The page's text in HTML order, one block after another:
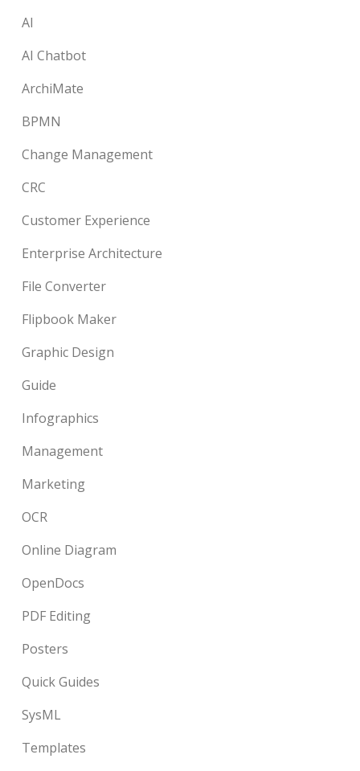
AI
AI Chatbot
ArchiMate
BPMN
Change Management
CRC
Customer Experience
Enterprise Architecture
File Converter
Flipbook Maker
Graphic Design
Guide
Infographics
Management
Marketing
OCR
Online Diagram
OpenDocs
PDF Editing
Posters
Quick Guides
SysML
Templates